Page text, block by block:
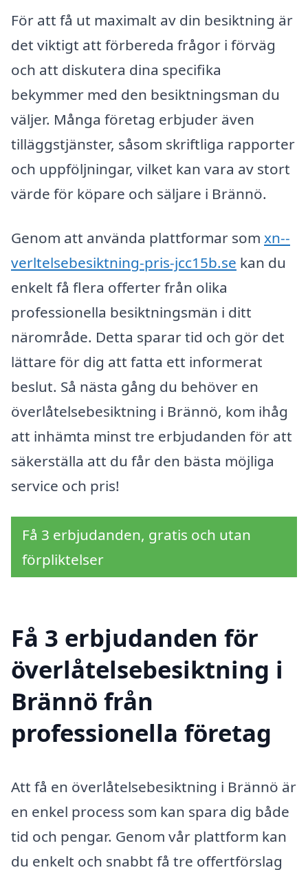
För att få ut maximalt av din besiktning är
det viktigt att förbereda frågor i förväg
och att diskutera dina specifika
bekymmer med den besiktningsman du
väljer. Många företag erbjuder även
tilläggstjänster, såsom skriftliga rapporter
och uppföljningar, vilket kan vara av stort
värde för köpare och säljare i Brännö.
Genom att använda plattformar som xn--
verltelsebesiktning-pris-jcc15b.se kan du
enkelt få flera offerter från olika
professionella besiktningsmän i ditt
närområde. Detta sparar tid och gör det
lättare för dig att fatta ett informerat
beslut. Så nästa gång du behöver en
överlåtelsebesiktning i Brännö, kom ihåg
att inhämta minst tre erbjudanden för att
säkerställa att du får den bästa möjliga
service och pris!
Få 3 erbjudanden, gratis och utan
förpliktelser
Få 3 erbjudanden för
överlåtelsebesiktning i
Brännö från
professionella företag
Att få en överlåtelsebesiktning i Brännö är
en enkel process som kan spara dig både
tid och pengar. Genom vår plattform kan
du enkelt och snabbt få tre offertförslag